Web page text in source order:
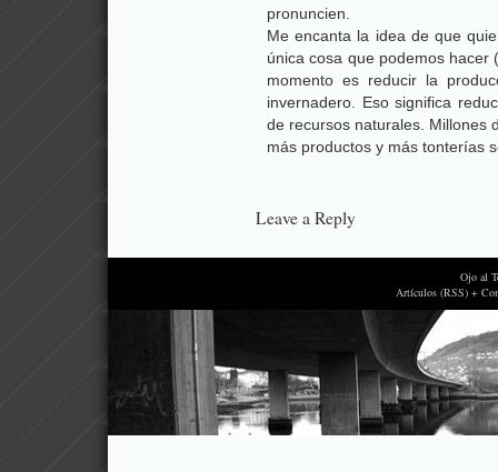
pronuncien.
Me encanta la idea de que
única cosa que podemos hacer
momento es reducir la
invernadero. Eso significa
de recursos naturales. Millones
más productos y más tonterías
Leave a Reply
Ojo al
Artículos (RSS) +